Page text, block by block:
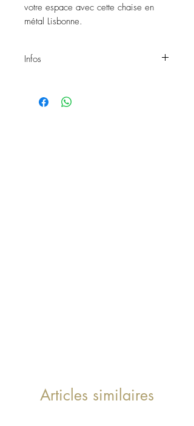
votre espace avec cette chaise en
métal Lisbonne.
Infos
Couleur: Jaune
Articles similaires